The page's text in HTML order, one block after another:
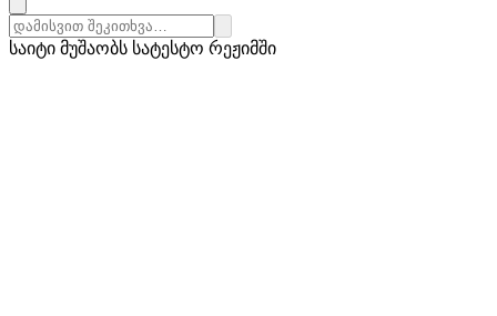
საიტი მუშაობს სატესტო რეჟიმში